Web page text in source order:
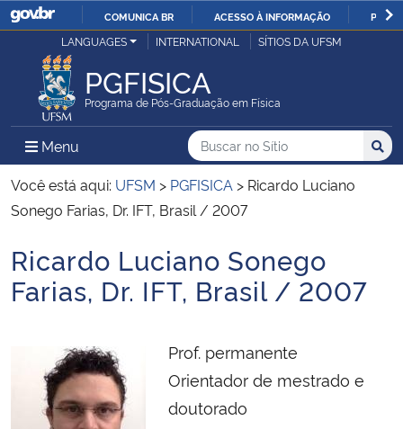
IR
O
COMUNICA BR ACESSO À INFORMAÇÃO
Ministério da Justiça e Segurança Pública
Ministério da Defesa
Ministério das Relações Exteriores
Ministério da Infraestrutura
Ministério da Educação
Ministério da Cidadania
LANGUAGES INTERNATIONAL SÍTIOS DA UFSM
PGFISICA
Programa de Pós-Graduação em Física
Menu Menu Principal do Sítio
Busca
Buscar no no Sítio
Busca:
Você está aqui: UFSM > PGFISICA > Ricardo Luciano
Sonego Farias, Dr. IFT, Brasil / 2007
Início do conteúdo
Ricardo Luciano Sonego
Farias, Dr. IFT, Brasil / 2007
Prof. permanente
Orientador de mestrado e
doutorado